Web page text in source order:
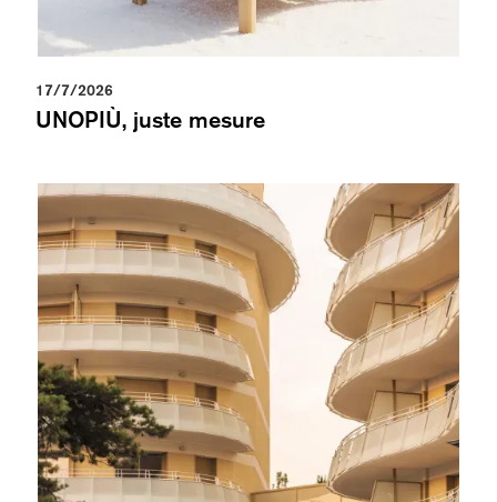
17/7/2026
UNOPIÙ, juste mesure